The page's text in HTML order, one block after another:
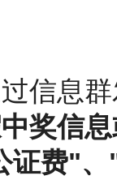
信息
奖信
证费"